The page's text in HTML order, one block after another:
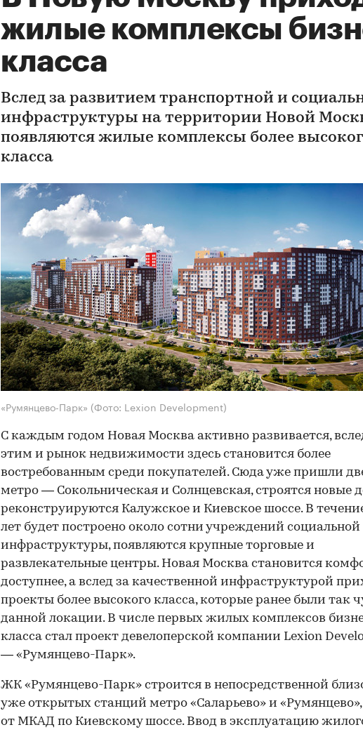
жилые комплексы
класса
Вслед за развитием транспортной и
инфраструктуры на территории Новой
появляются жилые комплексы более
класса
«Румянцево-Парк» (Фото: Lexion Development)
С каждым годом Новая Москва активно развивается,
этим и рынок недвижимости здесь становится более
востребованным среди покупателей. Сюда уже пришли
метро — Сокольническая и Солнцевская, строятся новые
реконструируются Калужское и Киевское шоссе. В
лет будет построено около сотни учреждений социальной
инфраструктуры, появляются крупные торговые и
развлекательные центры. Новая Москва становится
доступнее, а вслед за качественной инфраструктурой
проекты более высокого класса, которые ранее были так
данной локации. В числе первых жилых комплексов
класса стал проект девелоперской компании Lexion
— «Румянцево-Парк».
ЖК «Румянцево-Парк» строится в непосредственной
уже открытых станций метро «Саларьево» и
от МКАД по Киевскому шоссе. Ввод в эксплуатацию